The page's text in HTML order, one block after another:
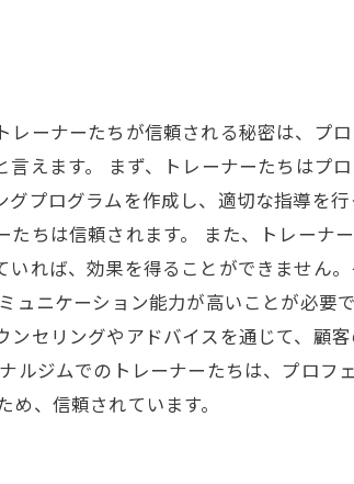
ーナーたちが信頼される秘密は、プ
えます。 まず、トレーナーたちはプ
プログラムを作成し、適切な指導を行
ちは信頼されます。 また、トレーナ
れば、効果を得ることができません
ニケーション能力が高いことが必要
セリングやアドバイスを通じて、顧
ジムでのトレーナーたちは、プロフ
、信頼されています。